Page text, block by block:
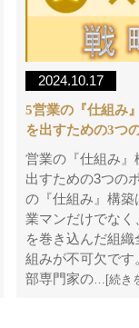
2024.10.17
5営業の『仕組み
を出すための3つ
営業の『仕組み』
出すための3つの
の『仕組み』構築
業マンだけでなく
を巻き込んだ組織
組みが不可欠です
部専門家の …[続き